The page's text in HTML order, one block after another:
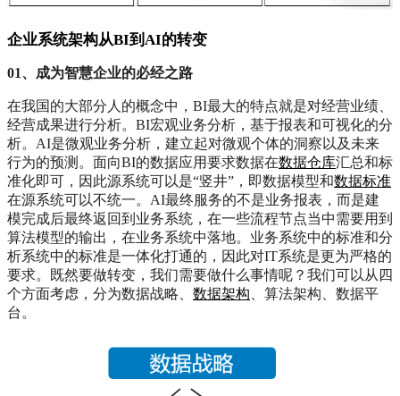
企业系统架构从BI到AI的转变
01、成为智慧企业的必经之路
在我国的大部分人的概念中，BI最大的特点就是对经营业绩、
经营成果进行分析。BI宏观业务分析，基于报表和可视化的分
析。AI是微观业务分析，建立起对微观个体的洞察以及未来
行为的预测。面向BI的数据应用要求数据在数据仓库汇总和标
准化即可，因此源系统可以是“竖井”，即数据模型和数据标准
在源系统可以不统一。AI最终服务的不是业务报表，而是建
模完成后最终返回到业务系统，在一些流程节点当中需要用到
算法模型的输出，在业务系统中落地。业务系统中的标准和分
析系统中的标准是一体化打通的，因此对IT系统是更为严格的
要求。既然要做转变，我们需要做什么事情呢？我们可以从四
个方面考虑，分为数据战略、 数据架构、算法架构、数据平
台。